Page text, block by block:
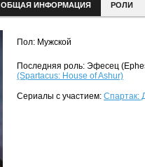
ОБЩАЯ ИНФОРМАЦИЯ РОЛИ
Пол: Мужской
Последняя роль: Эфесец
(Spartacus: House of Ashur)
Сериалы с участием: Спартак: